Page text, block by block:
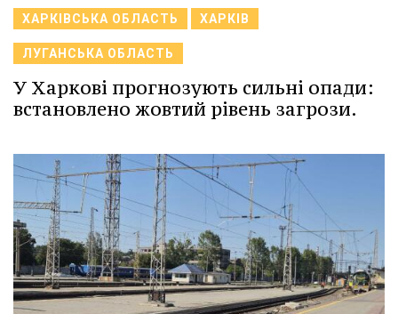
ХАРКІВСЬКА ОБЛАСТЬ ХАРКІВ
ЛУГАНСЬКА ОБЛАСТЬ
У Харкові прогнозують сильні опади:
встановлено жовтий рівень загрози.